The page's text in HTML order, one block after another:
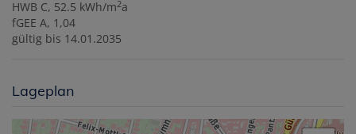
HWB C, 52.5 kWh/m2a
fGEE A, 1,04
gültig bis 14.01.2035
Lageplan